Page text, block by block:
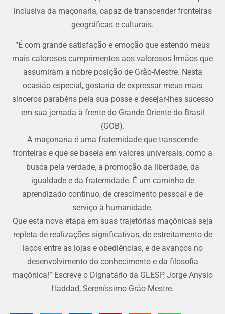
inclusiva da maçonaria, capaz de transcender fronteiras
geográficas e culturais.
“É com grande satisfação e emoção que estendo meus
mais calorosos cumprimentos aos valorosos Irmãos que
assumiram a nobre posição de Grão-Mestre. Nesta
ocasião especial, gostaria de expressar meus mais
sinceros parabéns pela sua posse e desejar-lhes sucesso
em sua jornada à frente do Grande Oriente do Brasil
(GOB).
A maçonaria é uma fraternidade que transcende
fronteiras e que se baseia em valores universais, como a
busca pela verdade, a promoção da liberdade, da
igualdade e da fraternidade. É um caminho de
aprendizado contínuo, de crescimento pessoal e de
serviço à humanidade.
Que esta nova etapa em suas trajetórias maçônicas seja
repleta de realizações significativas, de estreitamento de
laços entre as lojas e obediências, e de avanços no
desenvolvimento do conhecimento e da filosofia
maçônica!” Escreve o Dignatário da GLESP, Jorge Anysio
Haddad, Sereníssimo Grão-Mestre.